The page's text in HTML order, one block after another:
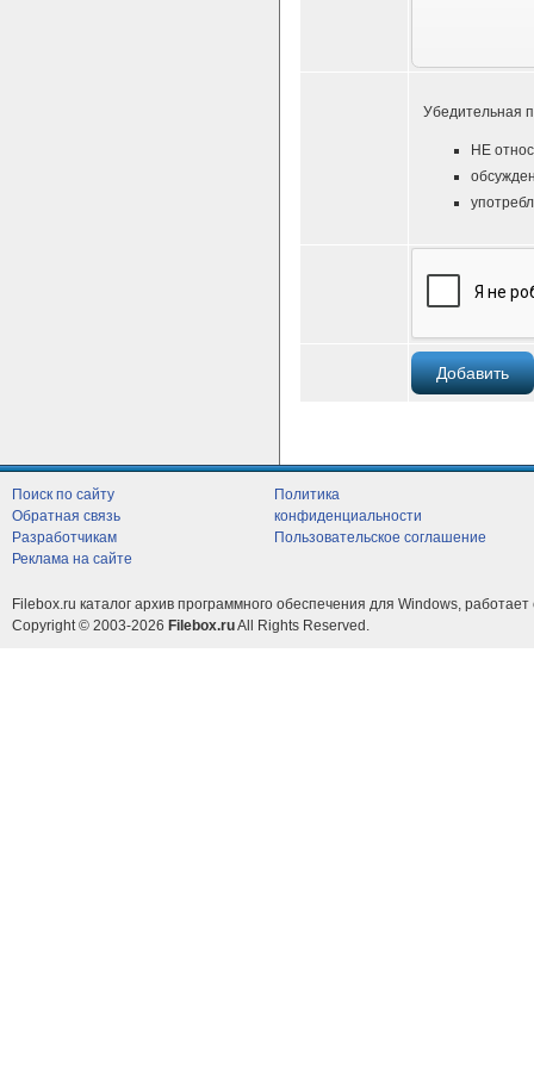
Убедительная
НЕ
Поиск по сайту
Обратная связь
Разработчикам
Реклама на сайте
Политика
конфиденциальности
Пользовательское соглашение
Filebox.ru каталог архив программного обеспечения для Windows, работает
Copyright © 2003-2026 Filebox.ruAll Rights Reserved.